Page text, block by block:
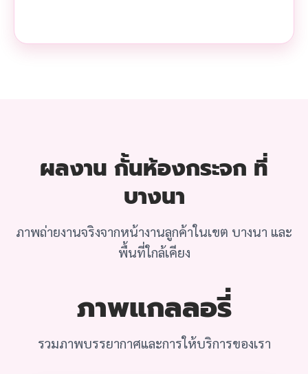
ผลงาน กั้นห้องกระจก ที่
บางนา
ภาพถ่ายงานจริงจากหน้างานลูกค้าในเขต บางนา และ
พื้นที่ใกล้เคียง
ภาพแกลลอรี่
รวมภาพบรรยากาศและการให้บริการของเรา